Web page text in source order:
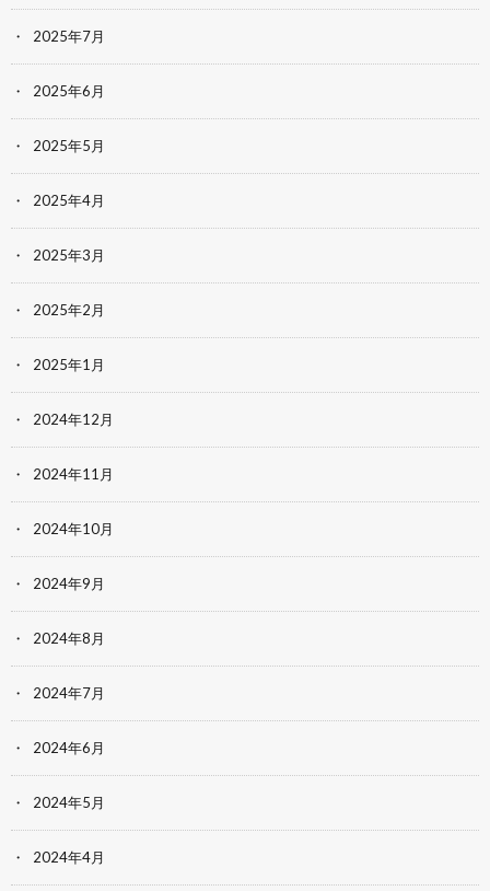
2025年7月
2025年6月
2025年5月
2025年4月
2025年3月
2025年2月
2025年1月
2024年12月
2024年11月
2024年10月
2024年9月
2024年8月
2024年7月
2024年6月
2024年5月
2024年4月